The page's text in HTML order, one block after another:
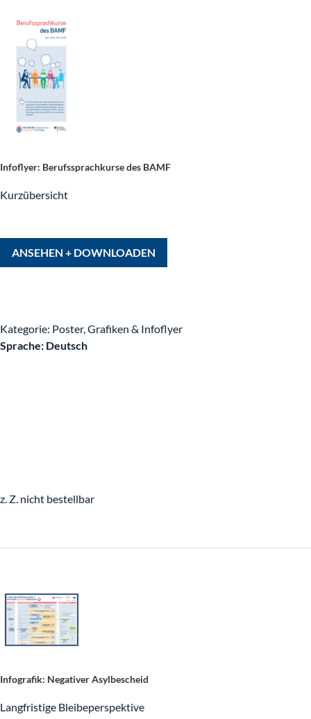
Unsere Mitglieder
Das Team
Beschäftigung und Ausbildung gestalten
+
Infoflyer: Berufssprachkurse des BAMF
Kurzübersicht
ANSEHEN + DOWNLOADEN
Kategorie: Poster, Grafiken & Infoflyer
Sprache: Deutsch
z. Z. nicht bestellbar
Infografik: Negativer Asylbescheid
Langfristige Bleibeperspektive